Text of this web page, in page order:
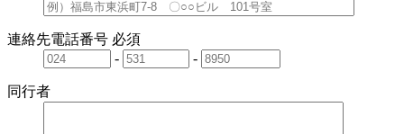
連絡先電話番号 必須
-
-
同行者